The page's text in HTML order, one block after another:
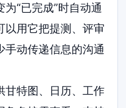
“已完成”时自动通
以用它把提测、评审
手动传递信息的沟通
甘特图、日历、工作